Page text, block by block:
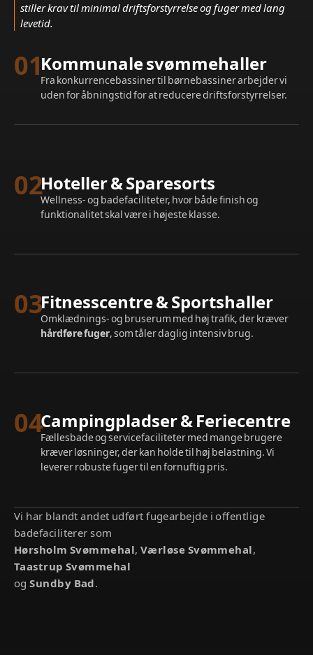
stiller krav til minimal driftsforstyrrelse og fuger med lang
levetid.
01Kommunale svømmehaller
Fra konkurrencebassiner til børnebassiner arbejder vi
uden for åbningstid for at reducere driftsforstyrrelser.
02Hoteller & Sparesorts
Wellness- og badefaciliteter, hvor både finish og
funktionalitet skal være i højeste klasse.
03Fitnesscentre & Sportshaller
Omklædnings- og bruserum med høj trafik, der kræver
hårdføre fuger, som tåler daglig intensiv brug.
04Campingpladser & Feriecentre
Fællesbade og servicefaciliteter med mange brugere
kræver løsninger, der kan holde til høj belastning. Vi
leverer robuste fuger til en fornuftig pris.
Vi har blandt andet udført fugearbejde i offentlige
badefaciliterer som
Hørsholm Svømmehal ,Værløse Svømmehal
Taastrup Svømmehal
ogSundby Bad